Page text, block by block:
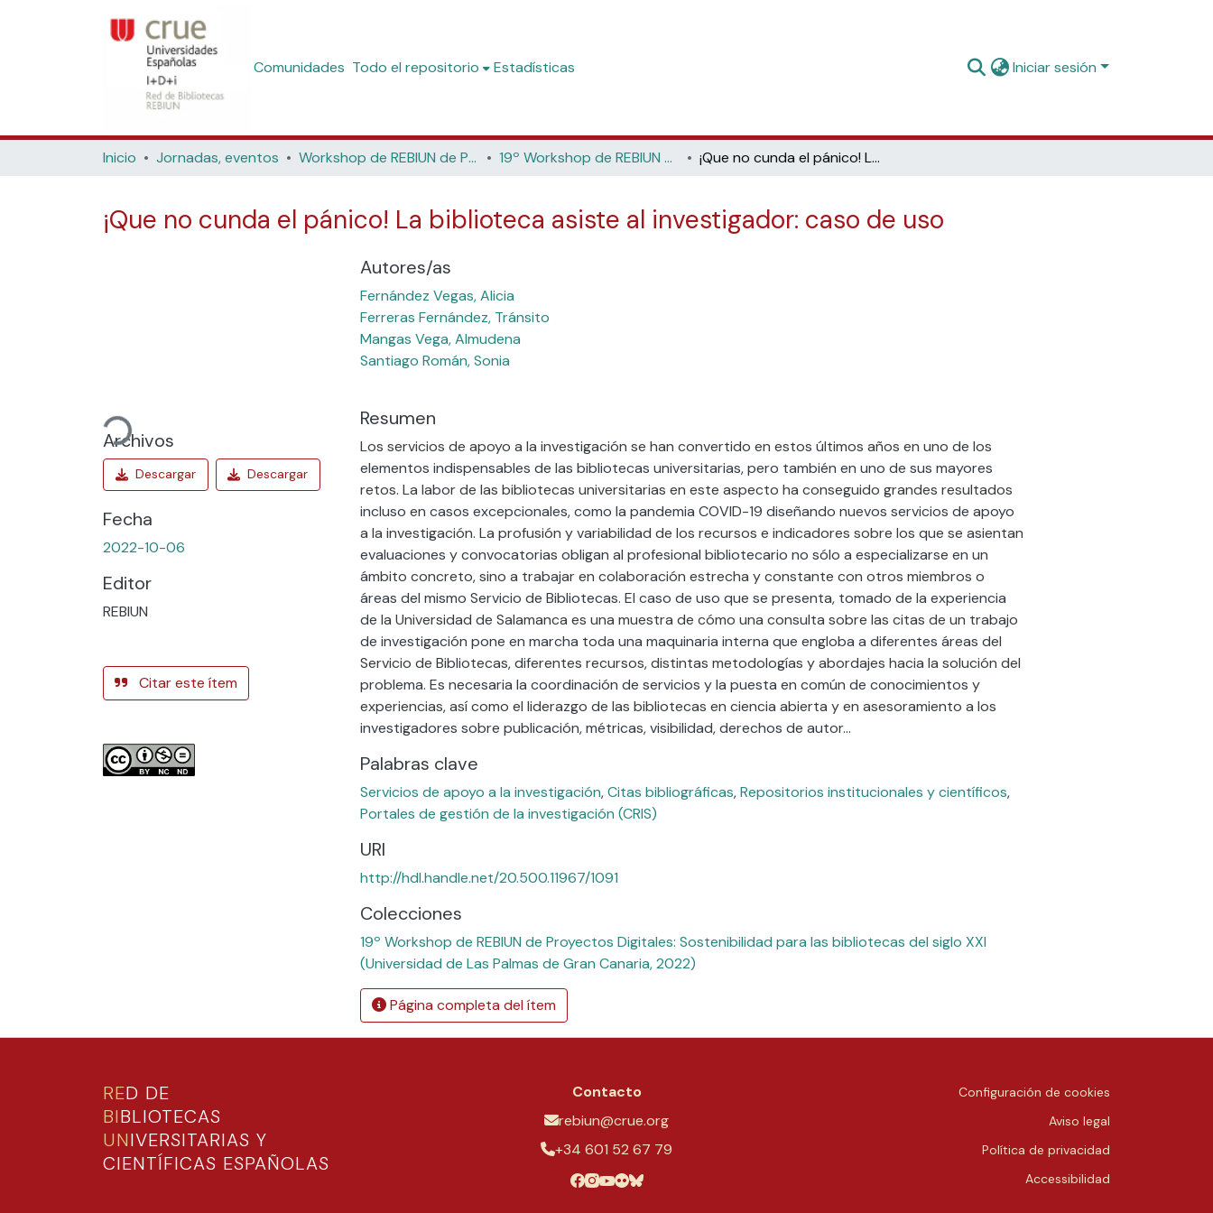
Comunidades Todo el repositorio Estadísticas Iniciar sesión
Inicio Jornadas, eventos Workshop de REBIUN de Proyectos Digitales 19º Workshop de REBIUN de Proyectos Digitales: Sostenibilidad para las bibliotecas del siglo XXI (Universidad de Las Palmas de Gran Canaria, 2022) ¡Que no cunda el pánico! La biblioteca asiste al investigador: caso de uso
¡Que no cunda el pánico! La biblioteca asiste al investigador: caso de uso
Cargando...
Archivos
Fecha
2022-10-06
Editor
REBIUN
Citar este ítem
Autores/as
Fernández Vegas, Alicia
Ferreras Fernández, Tránsito
Mangas Vega, Almudena
Santiago Román, Sonia
Resumen
Los servicios de apoyo a la investigación se han convertido en estos últimos años en uno de los
elementos indispensables de las bibliotecas universitarias, pero también en uno de sus mayores
retos. La labor de las bibliotecas universitarias en este aspecto ha conseguido grandes resultados
incluso en casos excepcionales, como la pandemia COVID-19 diseñando nuevos servicios de apoyo
a la investigación. La profusión y variabilidad de los recursos e indicadores sobre los que se asientan
evaluaciones y convocatorias obligan al profesional bibliotecario no sólo a especializarse en un
ámbito concreto, sino a trabajar en colaboración estrecha y constante con otros miembros o
áreas del mismo Servicio de Bibliotecas. El caso de uso que se presenta, tomado de la experiencia
de la Universidad de Salamanca es una muestra de cómo una consulta sobre las citas de un trabajo
de investigación pone en marcha toda una maquinaria interna que engloba a diferentes áreas del
Servicio de Bibliotecas, diferentes recursos, distintas metodologías y abordajes hacia la solución del
problema. Es necesaria la coordinación de servicios y la puesta en común de conocimientos y
experiencias, así como el liderazgo de las bibliotecas en ciencia abierta y en asesoramiento a los
investigadores sobre publicación, métricas, visibilidad, derechos de autor…
Palabras clave
Servicios de apoyo a la investigación,Citas bibliográficas,Repositorios institucionales y científicos,
Portales de gestión de la investigación (CRIS)
URI
http://hdl.handle.net/20.500.11967/1091
Colecciones
19º Workshop de REBIUN de Proyectos Digitales: Sostenibilidad para las bibliotecas del siglo XXI
(Universidad de Las Palmas de Gran Canaria, 2022)
Página completa del ítem
RED DE
BIBLIOTECAS
UNIVERSITARIAS Y
CIENTÍFICAS ESPAÑOLAS
Contacto
rebiun@crue.org
+34 601 52 67 79
Configuración de cookies
Aviso legal
Política de privacidad
Accessibilidad